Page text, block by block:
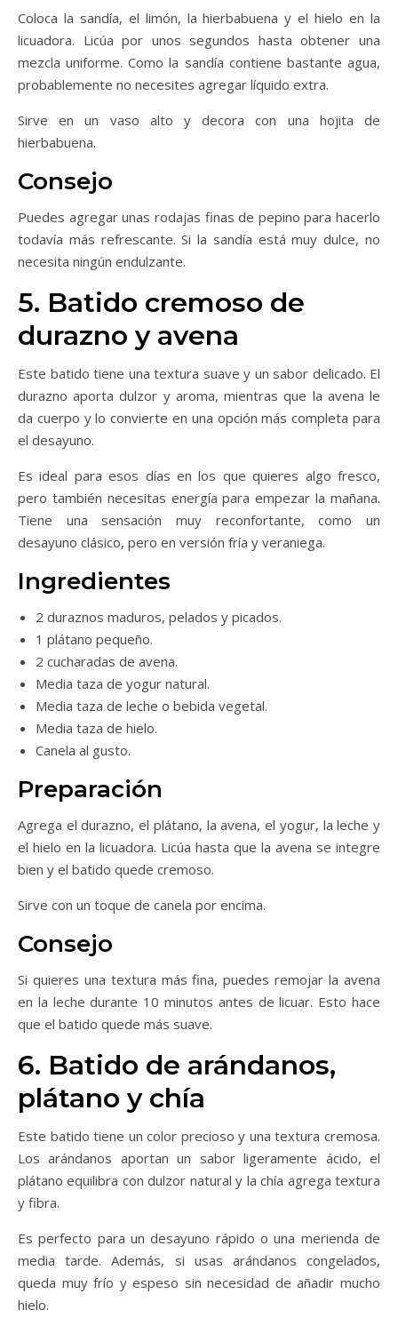
Coloca la sandía, el limón, la hierbabuena y el hielo en la
licuadora. Licúa por unos segundos hasta obtener una
mezcla uniforme. Como la sandía contiene bastante agua,
probablemente no necesites agregar líquido extra.
Sirve en un vaso alto y decora con una hojita de
hierbabuena.
Consejo
Puedes agregar unas rodajas finas de pepino para hacerlo
todavía más refrescante. Si la sandía está muy dulce, no
necesita ningún endulzante.
5. Batido cremoso de
durazno y avena
Este batido tiene una textura suave y un sabor delicado. El
durazno aporta dulzor y aroma, mientras que la avena le
da cuerpo y lo convierte en una opción más completa para
el desayuno.
Es ideal para esos días en los que quieres algo fresco,
pero también necesitas energía para empezar la mañana.
Tiene una sensación muy reconfortante, como un
desayuno clásico, pero en versión fría y veraniega.
Ingredientes
2 duraznos maduros, pelados y picados.
1 plátano pequeño.
2 cucharadas de avena.
Media taza de yogur natural.
Media taza de leche o bebida vegetal.
Media taza de hielo.
Canela al gusto.
Preparación
Agrega el durazno, el plátano, la avena, el yogur, la leche y
el hielo en la licuadora. Licúa hasta que la avena se integre
bien y el batido quede cremoso.
Sirve con un toque de canela por encima.
Consejo
Si quieres una textura más fina, puedes remojar la avena
en la leche durante 10 minutos antes de licuar. Esto hace
que el batido quede más suave.
6. Batido de arándanos,
plátano y chía
Este batido tiene un color precioso y una textura cremosa.
Los arándanos aportan un sabor ligeramente ácido, el
plátano equilibra con dulzor natural y la chía agrega textura
y fibra.
Es perfecto para un desayuno rápido o una merienda de
media tarde. Además, si usas arándanos congelados,
queda muy frío y espeso sin necesidad de añadir mucho
hielo.